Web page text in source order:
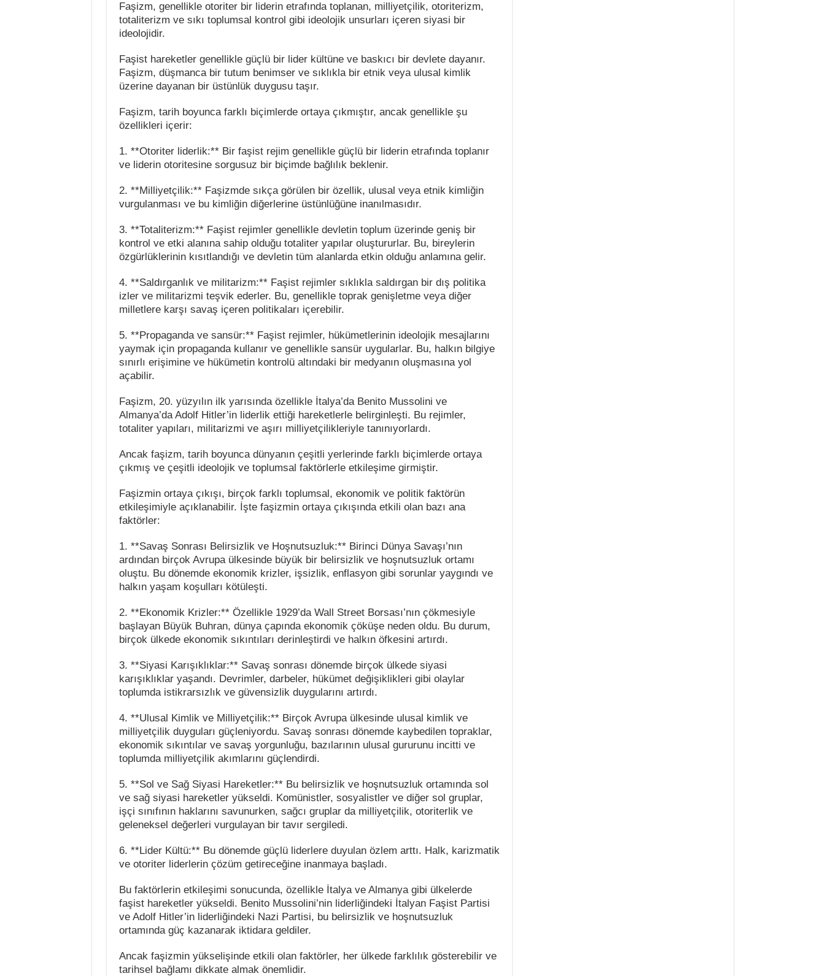
Faşizm, genellikle otoriter bir liderin etrafında toplanan, milliyetçilik, otoriterizm,
totaliterizm ve sıkı toplumsal kontrol gibi ideolojik unsurları içeren siyasi bir
ideolojidir.
Faşist hareketler genellikle güçlü bir lider kültüne ve baskıcı bir devlete dayanır.
Faşizm, düşmanca bir tutum benimser ve sıklıkla bir etnik veya ulusal kimlik
üzerine dayanan bir üstünlük duygusu taşır.
Faşizm, tarih boyunca farklı biçimlerde ortaya çıkmıştır, ancak genellikle şu
özellikleri içerir:
1. **Otoriter liderlik:** Bir faşist rejim genellikle güçlü bir liderin etrafında toplanır
ve liderin otoritesine sorgusuz bir biçimde bağlılık beklenir.
2. **Milliyetçilik:** Faşizmde sıkça görülen bir özellik, ulusal veya etnik kimliğin
vurgulanması ve bu kimliğin diğerlerine üstünlüğüne inanılmasıdır.
3. **Totaliterizm:** Faşist rejimler genellikle devletin toplum üzerinde geniş bir
kontrol ve etki alanına sahip olduğu totaliter yapılar oluştururlar. Bu, bireylerin
özgürlüklerinin kısıtlandığı ve devletin tüm alanlarda etkin olduğu anlamına gelir.
4. **Saldırganlık ve militarizm:** Faşist rejimler sıklıkla saldırgan bir dış politika
izler ve militarizmi teşvik ederler. Bu, genellikle toprak genişletme veya diğer
milletlere karşı savaş içeren politikaları içerebilir.
5. **Propaganda ve sansür:** Faşist rejimler, hükümetlerinin ideolojik mesajlarını
yaymak için propaganda kullanır ve genellikle sansür uygularlar. Bu, halkın bilgiye
sınırlı erişimine ve hükümetin kontrolü altındaki bir medyanın oluşmasına yol
açabilir.
Faşizm, 20. yüzyılın ilk yarısında özellikle İtalya’da Benito Mussolini ve
Almanya’da Adolf Hitler’in liderlik ettiği hareketlerle belirginleşti. Bu rejimler,
totaliter yapıları, militarizmi ve aşırı milliyetçilikleriyle tanınıyorlardı.
Ancak faşizm, tarih boyunca dünyanın çeşitli yerlerinde farklı biçimlerde ortaya
çıkmış ve çeşitli ideolojik ve toplumsal faktörlerle etkileşime girmiştir.
Faşizmin ortaya çıkışı, birçok farklı toplumsal, ekonomik ve politik faktörün
etkileşimiyle açıklanabilir. İşte faşizmin ortaya çıkışında etkili olan bazı ana
faktörler:
1. **Savaş Sonrası Belirsizlik ve Hoşnutsuzluk:** Birinci Dünya Savaşı’nın
ardından birçok Avrupa ülkesinde büyük bir belirsizlik ve hoşnutsuzluk ortamı
oluştu. Bu dönemde ekonomik krizler, işsizlik, enflasyon gibi sorunlar yaygındı ve
halkın yaşam koşulları kötüleşti.
2. **Ekonomik Krizler:** Özellikle 1929’da Wall Street Borsası’nın çökmesiyle
başlayan Büyük Buhran, dünya çapında ekonomik çöküşe neden oldu. Bu durum,
birçok ülkede ekonomik sıkıntıları derinleştirdi ve halkın öfkesini artırdı.
3. **Siyasi Karışıklıklar:** Savaş sonrası dönemde birçok ülkede siyasi
karışıklıklar yaşandı. Devrimler, darbeler, hükümet değişiklikleri gibi olaylar
toplumda istikrarsızlık ve güvensizlik duygularını artırdı.
4. **Ulusal Kimlik ve Milliyetçilik:** Birçok Avrupa ülkesinde ulusal kimlik ve
milliyetçilik duyguları güçleniyordu. Savaş sonrası dönemde kaybedilen topraklar,
ekonomik sıkıntılar ve savaş yorgunluğu, bazılarının ulusal gururunu incitti ve
toplumda milliyetçilik akımlarını güçlendirdi.
5. **Sol ve Sağ Siyasi Hareketler:** Bu belirsizlik ve hoşnutsuzluk ortamında sol
ve sağ siyasi hareketler yükseldi. Komünistler, sosyalistler ve diğer sol gruplar,
işçi sınıfının haklarını savunurken, sağcı gruplar da milliyetçilik, otoriterlik ve
geleneksel değerleri vurgulayan bir tavır sergiledi.
6. **Lider Kültü:** Bu dönemde güçlü liderlere duyulan özlem arttı. Halk, karizmatik
ve otoriter liderlerin çözüm getireceğine inanmaya başladı.
Bu faktörlerin etkileşimi sonucunda, özellikle İtalya ve Almanya gibi ülkelerde
faşist hareketler yükseldi. Benito Mussolini’nin liderliğindeki İtalyan Faşist Partisi
ve Adolf Hitler’in liderliğindeki Nazi Partisi, bu belirsizlik ve hoşnutsuzluk
ortamında güç kazanarak iktidara geldiler.
Ancak faşizmin yükselişinde etkili olan faktörler, her ülkede farklılık gösterebilir ve
tarihsel bağlamı dikkate almak önemlidir.